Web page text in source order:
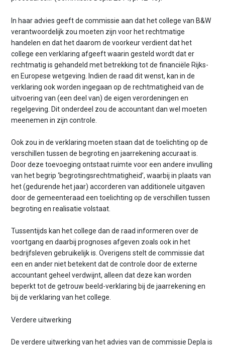
In haar advies geeft de commissie aan dat het college van B&W
verantwoordelijk zou moeten zijn voor het rechtmatige
handelen en dat het daarom de voorkeur verdient dat het
college een verklaring afgeeft waarin gesteld wordt dat er
rechtmatig is gehandeld met betrekking tot de financiële Rijks-
en Europese wetgeving. Indien de raad dit wenst, kan in de
verklaring ook worden ingegaan op de rechtmatigheid van de
uitvoering van (een deel van) de eigen verordeningen en
regelgeving. Dit onderdeel zou de accountant dan wel moeten
meenemen in zijn controle.
Ook zou in de verklaring moeten staan dat de toelichting op de
verschillen tussen de begroting en jaarrekening accuraat is.
Door deze toevoeging ontstaat ruimte voor een andere invulling
van het begrip ‘begrotingsrechtmatigheid’, waarbij in plaats van
het (gedurende het jaar) accorderen van additionele uitgaven
door de gemeenteraad een toelichting op de verschillen tussen
begroting en realisatie volstaat.
Tussentijds kan het college dan de raad informeren over de
voortgang en daarbij prognoses afgeven zoals ook in het
bedrijfsleven gebruikelijk is. Overigens stelt de commissie dat
een en ander niet betekent dat de controle door de externe
accountant geheel verdwijnt, alleen dat deze kan worden
beperkt tot de getrouw beeld-verklaring bij de jaarrekening en
bij de verklaring van het college.
Verdere uitwerking
De verdere uitwerking van het advies van de commissie Depla is